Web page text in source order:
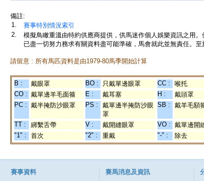
備註:
1.
賽事特別情況索引
2.
模擬鳥瞰重溫由特約供應商提供，供馬迷作個人娛樂資訊之用
已盡一切努力務求有關資料盡可能準確，馬會就此並無責任。
請留意 : 所有馬匹資料是由1979-80馬季開始計算
B : 戴眼罩 BO : 只戴單邊眼罩 CC : 喉托
CO : 戴單邊羊毛面箍 E : 戴耳塞 H : 戴頭罩
PC : 戴半掩防沙眼罩 PS :
戴單邊半掩防沙眼
罩
SB : 戴羊毛額
TT : 綁繫舌帶 V : 戴開縫眼罩 VO : 戴單邊開
"1" :
首次 "2" : 重戴 "-" : 除去
賽事資料 賽馬消息及資訊